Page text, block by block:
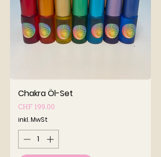
Chakra Öl-Set
Preis
CHF 199.00
inkl. MwSt